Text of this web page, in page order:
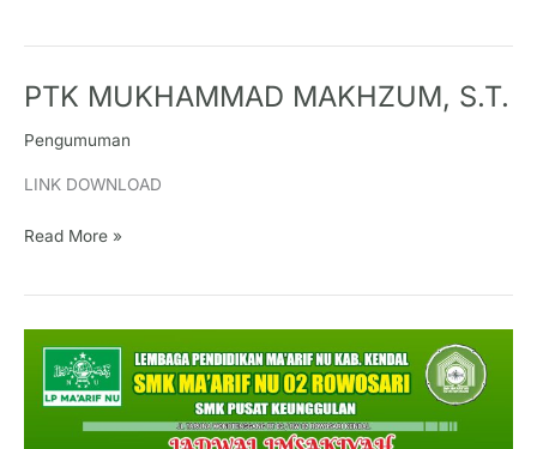
PTK MUKHAMMAD MAKHZUM, S.T.
Pengumuman
LINK DOWNLOAD
PTK
MAKHZUM,
Read More »
IMSYAKIYAH
RAMADHAN